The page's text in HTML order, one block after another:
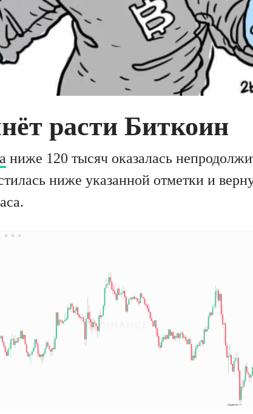
расти Биткоин
ниже 120 тысяч оказалась
ниже указанной отметки и